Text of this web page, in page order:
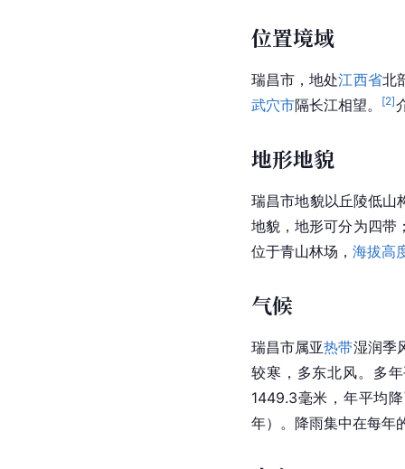
位置境域
瑞昌市，地处江西省北
武穴市隔长江相望。 [2]
地形地貌
瑞昌市地貌以 丘陵低山
地貌，地形可分为四带
位于青山林场， 海拔高
气候
瑞昌市属亚热带湿润季
较寒，多东北风。多
1449.3毫米，年平均
年）。降雨集中在每年